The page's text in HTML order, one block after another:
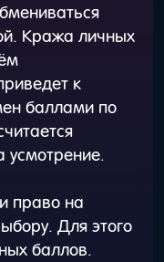
Кража личных
к
баллами по
усмотрение.
право на
Для этого
баллов.